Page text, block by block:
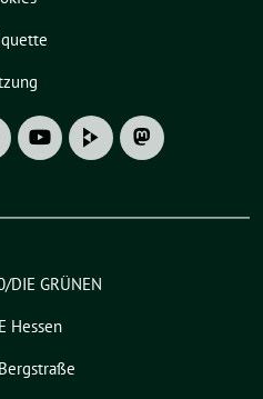
DIE GRÜNEN
Hessen